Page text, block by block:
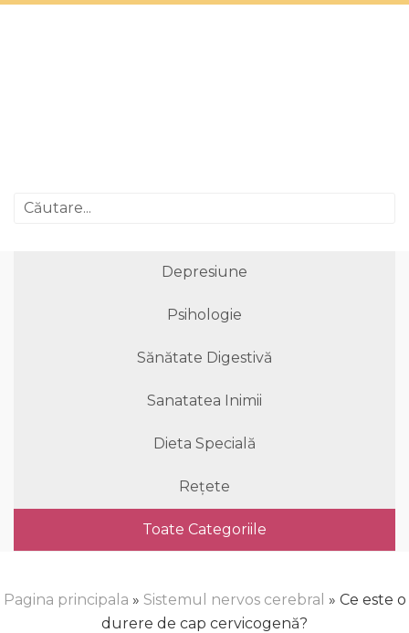
Depresiune
Psihologie
Sănătate Digestivă
Sanatatea Inimii
Dieta Specială
Rețete
Toate Categoriile
Pagina principala » Sistemul nervos cerebral » Ce este o
durere de cap cervicogenă?